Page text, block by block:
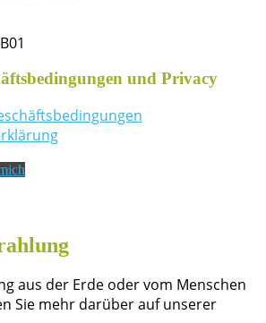
und Privacy
aus der Erde oder vom Menschen
Sie mehr darüber auf unserer